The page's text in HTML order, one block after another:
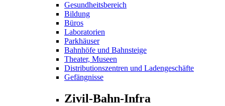
Gesundheitsbereich
Bildung
Büros
Laboratorien
Parkhäuser
Bahnhöfe und Bahnsteige
Theater, Museen
Distributionszentren und Ladengeschäfte
Gefängnisse
Zivil-Bahn-Infra